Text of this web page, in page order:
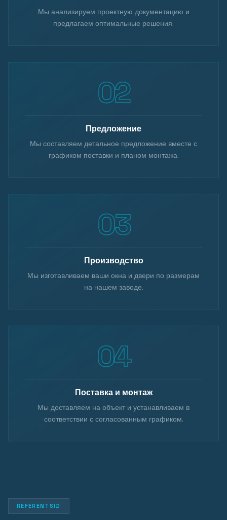
Мы анализируем проектную документацию и
предлагаем оптимальные решения.
Предложение
Мы составляем детальное предложение вместе с
графиком поставки и планом монтажа.
Производство
Мы изготавливаем ваши окна и двери по размерам
на нашем заводе.
Поставка и монтаж
Мы доставляем на объект и устанавливаем в
соответствии с согласованным графиком.
REFERENTSID